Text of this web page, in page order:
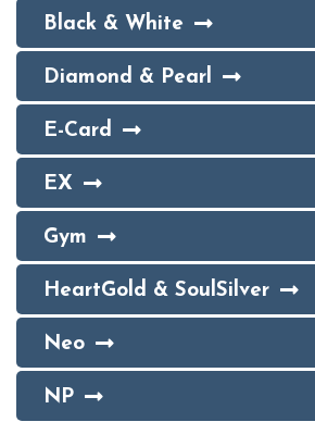
Black & White
Diamond & Pearl
E-Card
EX
Gym
HeartGold & SoulSilver
Neo
NP